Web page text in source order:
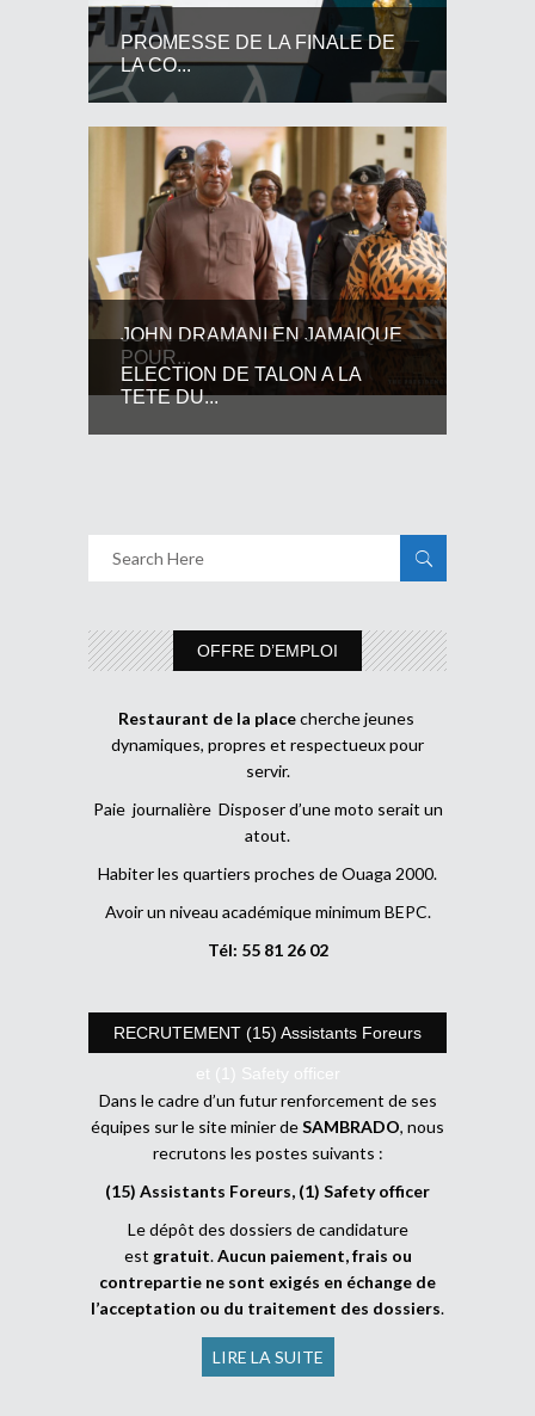
PROMESSE DE LA FINALE DE
LA CO...
JOHN DRAMANI EN JAMAIQUE
POUR...
ELECTION DE TALON A LA
TETE DU...
OFFRE D’EMPLOI
Restaurant de la placecherche jeunes
dynamiques, propres et respectueux pour
servir.
Paie journalière Disposer d’une moto serait un
atout.
Habiter les quartiers proches de Ouaga 2000.
Avoir un niveau académique minimum BEPC.
Tél: 55 81 26 02
RECRUTEMENT (15) Assistants Foreurs
et (1) Safety officer
Dans le cadre d’un futur renforcement de ses
équipes sur le site minier deSAMBRADO, nous
recrutons les postes suivants :
(15) Assistants Foreurs, (1) Safety officer
Le dépôt des dossiers de candidature
est gratuit.Aucun paiement, frais ou
contrepartie ne sont exigés en échange de
l’acceptation ou du traitement des dossiers.
LIRE LA SUITE